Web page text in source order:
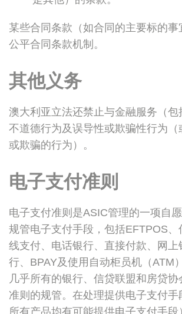
某些合同条款（如合同的主要标的事
公平合同条款机制。
其他义务
澳大利亚立法还禁止与金融服务（包
不道德行为及误导性或欺骗性行为（
或欺骗的行为）。
电子支付准则
电子支付准则是ASIC管理的一项自
规管电子支付手段，包括EFTPOS、
线支付、电话银行、直接付款、网上
行、BPAY及使用自动柜员机（ATM
几乎所有的银行、信贷联盟和房贷
准则的规管。在处理提供电子支付手